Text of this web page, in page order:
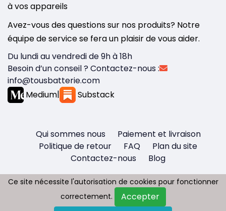
à vos appareils
Avez-vous des questions sur nos produits? Notre
équipe de service se fera un plaisir de vous aider.
Du lundi au vendredi de 9h à 18h
Besoin d’un conseil ? Contactez-nous :
info@tousbatterie.com
Medium| Substack
Qui sommes nous
Paiement et livraison
Politique de retour
FAQ
Plan du site
Contactez-nous
Blog
Copyright © 2026 - Tous droit réservés
Ce site nécessite l'autorisation de cookies pour fonctionner
correctement.
Accepter
Ce site nécessite l'autorisation de cookies pour fonctionner
correctement.
Accepter